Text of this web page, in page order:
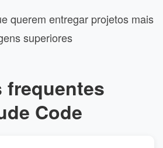
querem entregar projetos mais
superiores
frequentes
Code